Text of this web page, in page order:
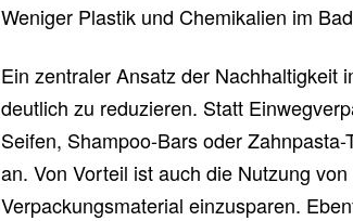
Weniger Plastik und Chemikalien im
Ein zentraler Ansatz der Nachhaltigkeit
deutlich zu reduzieren. Statt
Seifen, Shampoo-Bars oder
an. Von Vorteil ist auch die Nutzung
Verpackungsmaterial einzusparen.